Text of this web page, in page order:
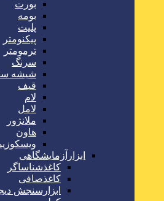
بورت
بومه
پلیت
پیکنومتر
ترمومتر
سرنگ
شیشه
قیف
لام
لامل
ملانژور
هاون
ابزارآزمایشگاهی
کاغذشناساگر
کاغذصافی
ابزارسنجش